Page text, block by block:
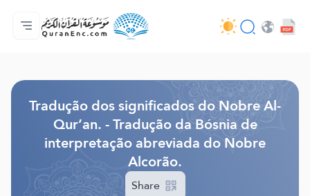
Página inicial
Índice de tradução
Audio
Serviços para desenvolvedores - API
Acerca do projeto
Contacta-nos
Idioma
Tradução dos significados do Nobre Al-
Qur’an. - Tradução da Bósnia de
interpretação abreviada do Nobre
Alcorão.
Share